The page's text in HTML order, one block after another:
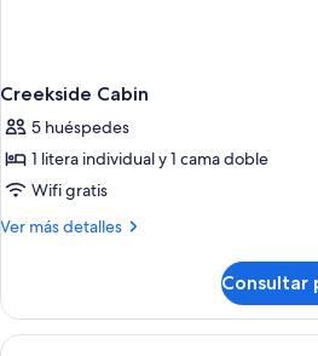
Creekside Cabin
5 huéspedes
1 litera individual y 1 cama doble
Wifi gratis
Ver más detalles
Más
Cabin
Consultar